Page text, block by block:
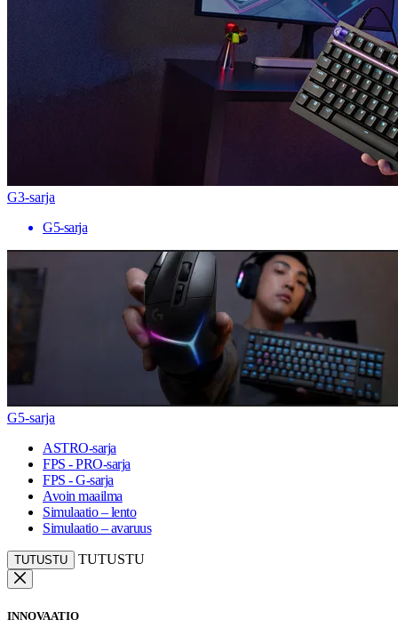
G3-sarja
G5-sarja
G5-sarja
ASTRO-sarja
FPS - PRO-sarja
FPS - G-sarja
Avoin maailma
Simulaatio – lento
Simulaatio – avaruus
TUTUSTU TUTUSTU
INNOVAATIO